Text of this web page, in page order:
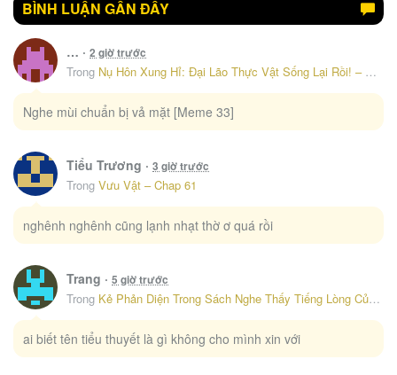
Phu Nhân Lại Rơi Áo Choàng
102 6
Bé Thóc Đáng Thương Được Tám Người Cậu Tranh Sủng
7
Nụ Hôn Xung Hỉ: Đại Lão Thực Vật Sống Lại Rồi! 8
94
Trở Thành Bảo Mẫu Mắc Bệnh Nan Y Của Nam Chính Hắc Ám
BÌNH LUẬN GẦN ĐÂY
… · 2 giờ trước
Trong Nụ Hôn Xung Hỉ: Đại Lão Thực Vật Sống Lại Rồi! – Chap 71
Nghe mùi chuẩn bị vả mặt [Meme 33]
Tiểu Trương · 3 giờ trước
Trong Vưu Vật – Chap 61
nghênh nghênh cũng lạnh nhạt thờ ơ quá rồi
Trang · 5 giờ trước
Trong Kẻ Phản Diện Trong Sách Nghe Thấy Tiếng Lòng Của Ta – Chap 68
ai biết tên tiểu thuyết là gì không cho mình xin với